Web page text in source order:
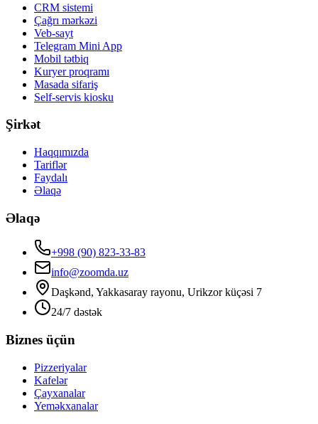
CRM sistemi
Çağrı mərkəzi
Veb-sayt
Telegram Mini App
Mobil tətbiq
Kuryer proqramı
Masada sifariş
Self-servis kiosku
Şirkət
Haqqımızda
Tariflər
Faydalı
Əlaqə
Əlaqə
+998 (90) 823-33-83
info@zoomda.uz
Daşkənd, Yakkasaray rayonu, Urikzor küçəsi 7
24/7 dəstək
Biznes üçün
Pizzeriyalar
Kafelər
Çayxanalar
Yeməkxanalar